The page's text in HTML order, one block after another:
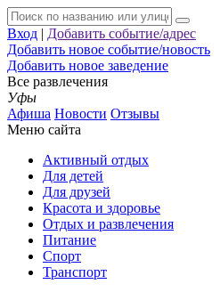
Вход | Добавить событие/адрес
Добавить новое событие/новость
Добавить новое заведение
Все развлечения
Уфы
Афиша Новости Отзывы
Меню сайта
Активный отдых
Для детей
Для друзей
Красота и здоровье
Отдых и развлечения
Питание
Спорт
Транспорт